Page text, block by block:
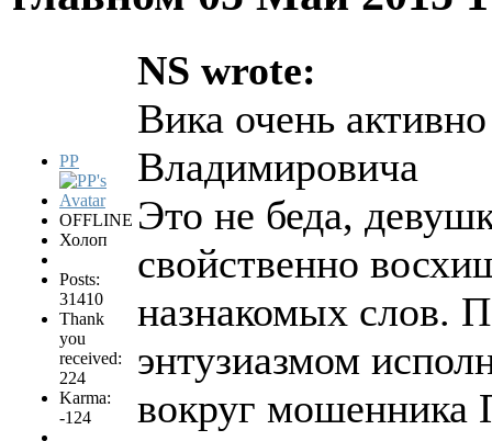
PP
OFFLINE
Холоп
Posts:
31410
Thank
you
received:
224
Karma:
-124
NS wrote:
Вика очень
Владимировича
Это не беда,
свойственно
назнакомых слов.
энтузиазмом
вокруг мошенника